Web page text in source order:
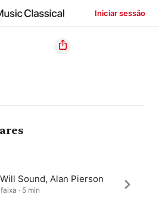
Iniciar sessão
Sound, Alan Pierson
· 5 min